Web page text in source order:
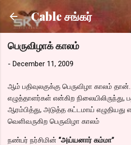
Skip to main
Cable சங்கர்
பெருவிழாக் காலம்
- December 11, 2009
ஆம் பதிவுலகுக்கு பெருவிழா காலம்
எழுத்தாளர்கள் என்கிற நிலையிலிருந்து,
ஆரம்பித்து, அடுத்த கட்டமாய் எழுதியது
வெளிவருகிற பெருவிழா காலம்
நண்பர் நர்சிமின் “அய்யனார் கம்மா”